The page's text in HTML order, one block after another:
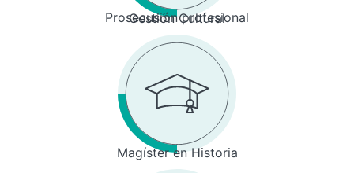
Prosecusión profesional
Gestión Cultural
Magíster en Historia